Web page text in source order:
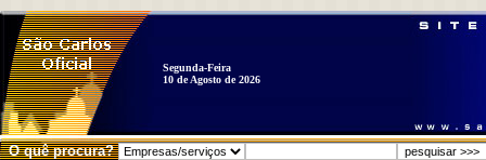
Segunda-Feira
10 de Agosto de 2026
O quê procura?